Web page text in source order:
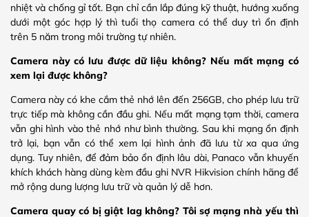
nhiệt và chống gỉ tốt. Bạn chỉ cần lắp đúng kỹ thuật, hướng xuống
dưới một góc hợp lý thì tuổi thọ camera có thể duy trì ổn định
trên 5 năm trong môi trường tự nhiên.
Camera này có lưu được dữ liệu không? Nếu mất mạng có
xem lại được không?
Camera này có khe cắm thẻ nhớ lên đến 256GB, cho phép lưu trữ
trực tiếp mà không cần đầu ghi. Nếu mất mạng tạm thời, camera
vẫn ghi hình vào thẻ nhớ như bình thường. Sau khi mạng ổn định
trở lại, bạn vẫn có thể xem lại hình ảnh đã lưu từ xa qua ứng
dụng. Tuy nhiên, để đảm bảo ổn định lâu dài, Panaco vẫn khuyến
khích khách hàng dùng kèm đầu ghi NVR Hikvision chính hãng để
mở rộng dung lượng lưu trữ và quản lý dễ hơn.
Camera quay có bị giật lag không? Tôi sợ mạng nhà yếu thì